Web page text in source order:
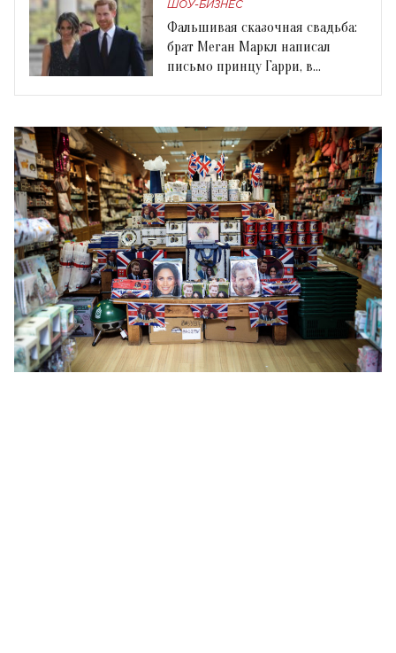
ШОУ-БИЗНЕС
Фальшивая сказочная свадьба:
брат Меган Маркл написал
письмо принцу Гарри, в